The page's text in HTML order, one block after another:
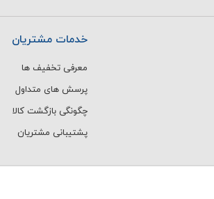
خدمات مشتریان
معرفی تخفیف ها
پرسش های متداول
چگونگی بازگشت کالا
پشتیبانی مشتریان